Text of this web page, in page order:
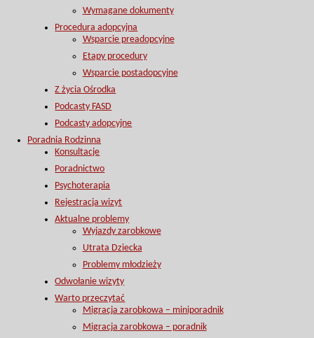
Wymagane dokumenty
Procedura adopcyjna
Wsparcie preadopcyjne
Etapy procedury
Wsparcie postadopcyjne
Z życia Ośrodka
Podcasty FASD
Podcasty adopcyjne
Poradnia Rodzinna
Konsultacje
Poradnictwo
Psychoterapia
Rejestracja wizyt
Aktualne problemy
Wyjazdy zarobkowe
Utrata Dziecka
Problemy młodzieży
Odwołanie wizyty
Warto przeczytać
Migracja zarobkowa – miniporadnik
Migracja zarobkowa – poradnik